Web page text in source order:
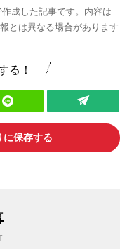
成した記事です。内容は
とは異なる場合があります
る！
に保存する